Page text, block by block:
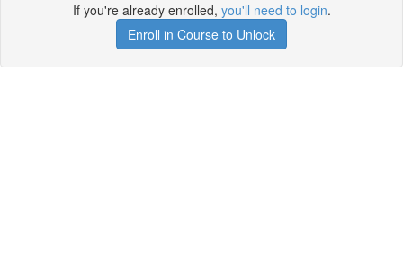
If you're already enrolled, you'll need to login.
Enroll in Course to Unlock